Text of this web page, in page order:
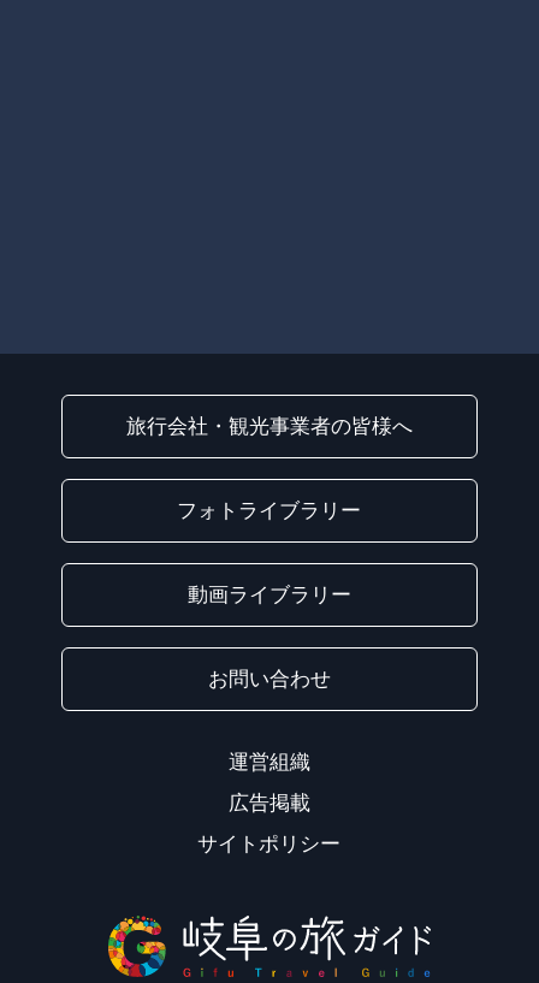
旅行会社・観光事業者の皆様へ
フォトライブラリー
動画ライブラリー
お問い合わせ
運営組織
広告掲載
サイトポリシー